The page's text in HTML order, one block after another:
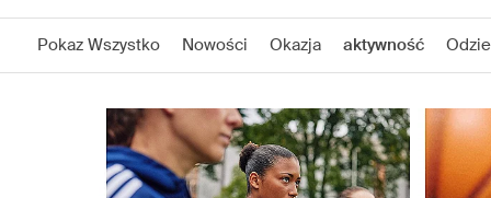
Pokaz Wszystko Nowości Okazja aktywność